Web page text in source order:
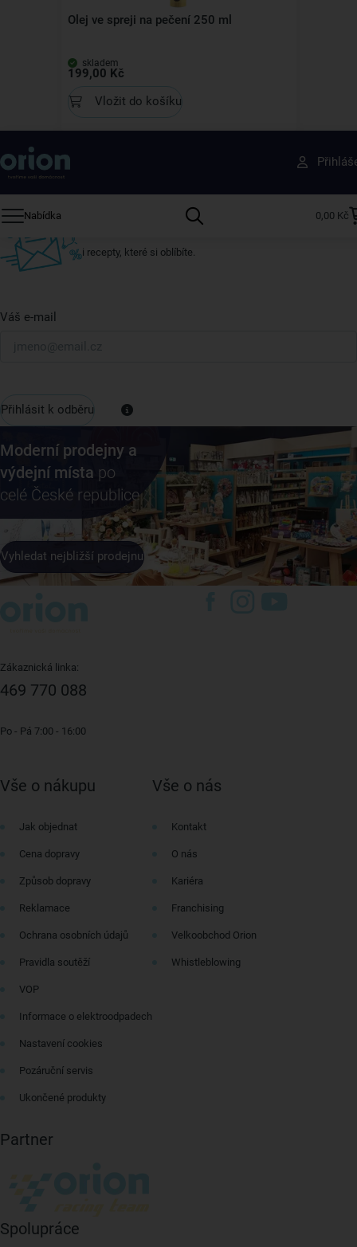
Olej ve spreji na pečení 250 ml
skladem
199,00 Kč
Vložit do košíku
Nabídka 0,00 Kč
Získejte rady, recepty a tipy na slevy dřív než
ostatní
Přihlaste se k odběru našeho newsletteru.
i recepty, které si oblíbíte.
Váš e-mail
Přihlásit k odběru
Moderní prodejny a
výdejní místa po
celé České republice
Vyhledat nejbližší prodejnu
Zákaznická linka:
469 770 088
Po - Pá 7:00 - 16:00
Vše o nákupu
Jak objednat
Cena dopravy
Způsob dopravy
Reklamace
Ochrana osobních údajů
Pravidla soutěží
VOP
Informace o elektroodpadech
Nastavení cookies
Pozáruční servis
Ukončené produkty
Vše o nás
Kontakt
O nás
Kariéra
Franchising
Velkoobchod Orion
Whistleblowing
Partner
Spolupráce